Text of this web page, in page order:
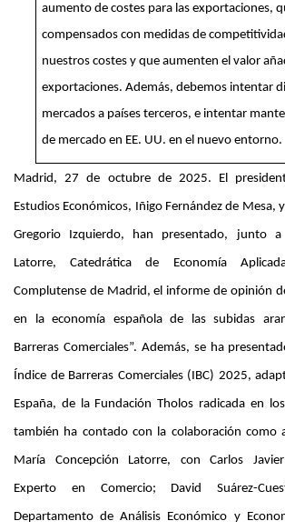
aumento de costes para las exportaciones,
compensados con medidas de
nuestros costes y que aumenten el valor
exportaciones. Además, debemos intentar
mercados a países terceros, e intentar
de mercado en EE. UU. en el nuevo entorno.
Madrid, 27 de octubre de 2025. El
Estudios Económicos, Iñigo Fernández de Mesa,
Gregorio Izquierdo, han presentado, junto a
Latorre, Catedrática de Economía
Complutense de Madrid, el informe de opinión
en la economía española de las subidas
Barreras Comerciales”. Además, se ha
Índice de Barreras Comerciales (IBC) 2025,
España, de la Fundación Tholos radicada en
también ha contado con la colaboración como
María Concepción Latorre, con Carlos Javier
Experto en Comercio; David Suárez-
Departamento de Análisis Económico y